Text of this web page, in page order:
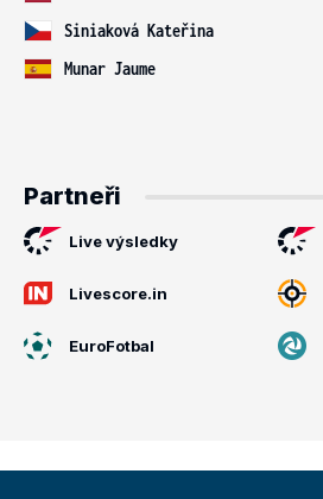
Siniaková Kateřina
Munar Jaume
Partneři
Live výsledky
Livescore.in
EuroFotbal